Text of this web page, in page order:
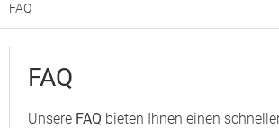
FAQ
FAQ
Unsere FAQ bieten Ihnen einen